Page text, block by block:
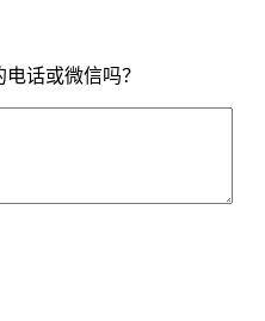
话或微信吗？